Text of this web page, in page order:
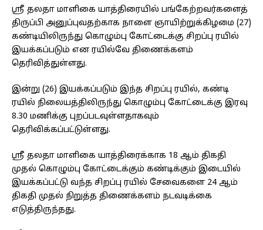
ஸ்ரீ தலதா மாளிகை யாத்திரையில் பங்கேற்றவர்களைத்
திருப்பி அனுப்புவதற்காக நாளை ஞாயிற்றுக்கிழமை (27)
கண்டியிலிருந்து கொழும்பு கோட்டைக்கு சிறப்பு ரயில்
இயக்கப்படும் என ரயில்வே திணைக்களம்
தெரிவித்துள்ளது.
இன்று (26) இயக்கப்படும் இந்த சிறப்பு ரயில், கண்டி
ரயில் நிலையத்திலிருந்து கொழும்பு கோட்டைக்கு இரவு
8.30 மணிக்கு புறப்படவுள்ளதாகவும்
தெரிவிக்கப்பட்டுள்ளது.
ஸ்ரீ தலதா மாளிகை யாத்திரைக்காக 18 ஆம் திகதி
முதல் கொழும்பு கோட்டைக்கும் கண்டிக்கும் இடையில்
இயக்கப்பட்டு வந்த சிறப்பு ரயில் சேவைகளை 24 ஆம்
திகதி முதல் நிறுத்த திணைக்களம் நடவடிக்கை
எடுத்திருந்தது.